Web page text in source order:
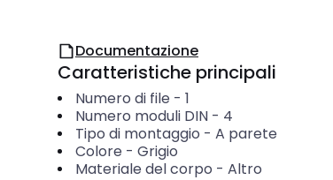
Documentazione
Caratteristiche principali
Numero di file - 1
Numero moduli DIN- 4
Tipo di montaggio - A parete
Colore - Grigio
Materiale del corpo - Altro